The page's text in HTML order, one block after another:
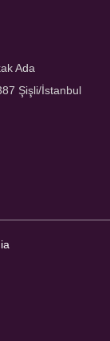
Ada
Şişli/İstanbul